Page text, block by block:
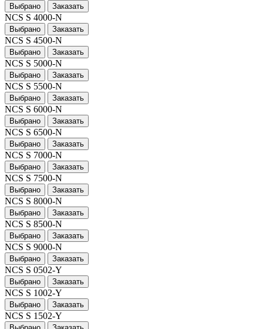
Выбрано Заказать
NCS S 4000-N
Выбрано Заказать
NCS S 4500-N
Выбрано Заказать
NCS S 5000-N
Выбрано Заказать
NCS S 5500-N
Выбрано Заказать
NCS S 6000-N
Выбрано Заказать
NCS S 6500-N
Выбрано Заказать
NCS S 7000-N
Выбрано Заказать
NCS S 7500-N
Выбрано Заказать
NCS S 8000-N
Выбрано Заказать
NCS S 8500-N
Выбрано Заказать
NCS S 9000-N
Выбрано Заказать
NCS S 0502-Y
Выбрано Заказать
NCS S 1002-Y
Выбрано Заказать
NCS S 1502-Y
Выбрано Заказать